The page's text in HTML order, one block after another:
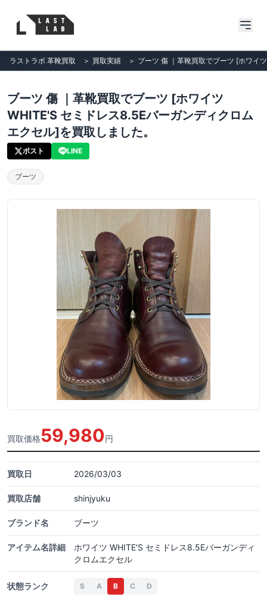
ラストラボ 革靴買取 ＞ 買取実績 ＞ ブーツ 傷 ｜革靴買取でブーツ [ホワイ
ブーツ 傷 ｜革靴買取でブーツ [ホワイツ
WHITE'S セミドレス8.5Eバーガンディクロム
エクセル]を買取しました。
ポスト LINE
ブーツ
買取価格59,980円
買取日 2026/03/03
買取店舗 shinjyuku
ブランド名 ブーツ
アイテム名詳細
ホワイツ WHITE'S セミドレス8.5Eバーガンディ
クロムエクセル
状態ランク S A B C D